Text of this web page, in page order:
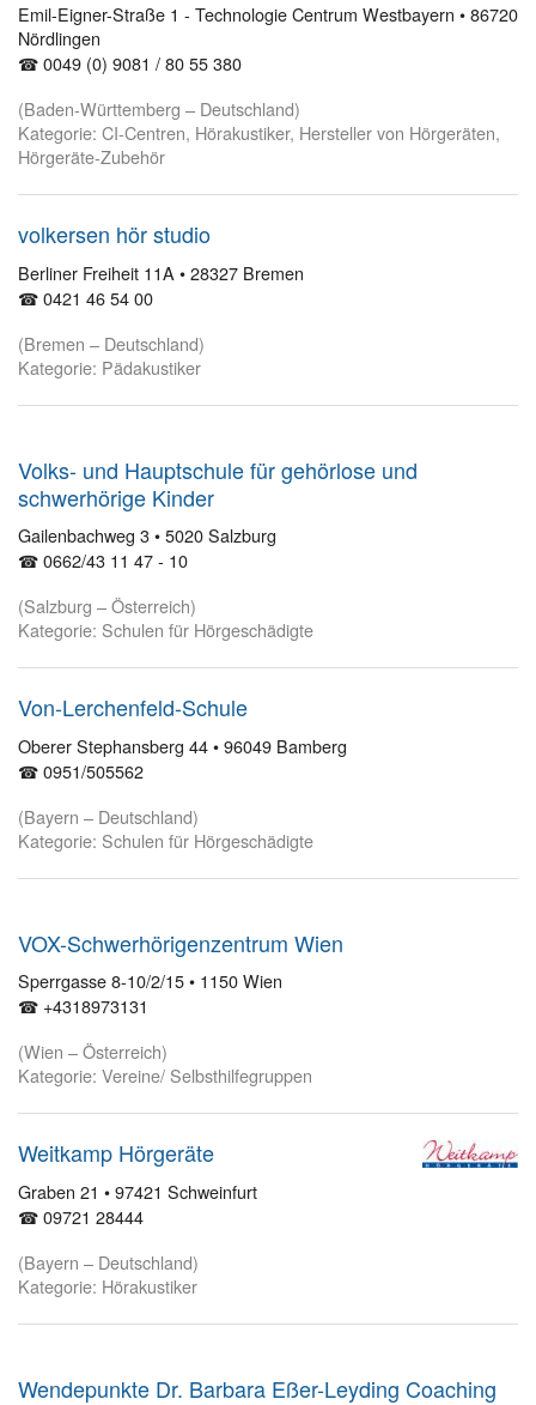
Emil-Eigner-Straße 1 - Technologie Centrum Westbayern • 86720
Nördlingen
☎ 0049 (0) 9081 / 80 55 380
(Baden-Württemberg – Deutschland)
Kategorie: CI-Centren, Hörakustiker, Hersteller von Hörgeräten,
Hörgeräte-Zubehör
volkersen hör studio
Berliner Freiheit 11A • 28327 Bremen
☎ 0421 46 54 00
(Bremen – Deutschland)
Kategorie: Pädakustiker
Volks- und Hauptschule für gehörlose und
schwerhörige Kinder
Gailenbachweg 3 • 5020 Salzburg
☎ 0662/43 11 47 - 10
(Salzburg – Österreich)
Kategorie: Schulen für Hörgeschädigte
Von-Lerchenfeld-Schule
Oberer Stephansberg 44 • 96049 Bamberg
☎ 0951/505562
(Bayern – Deutschland)
Kategorie: Schulen für Hörgeschädigte
VOX-Schwerhörigenzentrum Wien
Sperrgasse 8-10/2/15 • 1150 Wien
☎ +4318973131
(Wien – Österreich)
Kategorie: Vereine/ Selbsthilfegruppen
Weitkamp Hörgeräte
Graben 21 • 97421 Schweinfurt
☎ 09721 28444
(Bayern – Deutschland)
Kategorie: Hörakustiker
Wendepunkte Dr. Barbara Eßer-Leyding Coaching